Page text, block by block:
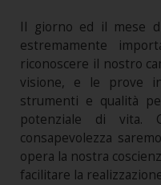
Il giorno ed il mese
estremamente
riconoscere il nostro
visione, e le prove
strumenti e qualità
potenziale di vita.
consapevolezza
opera la nostra
facilitare la